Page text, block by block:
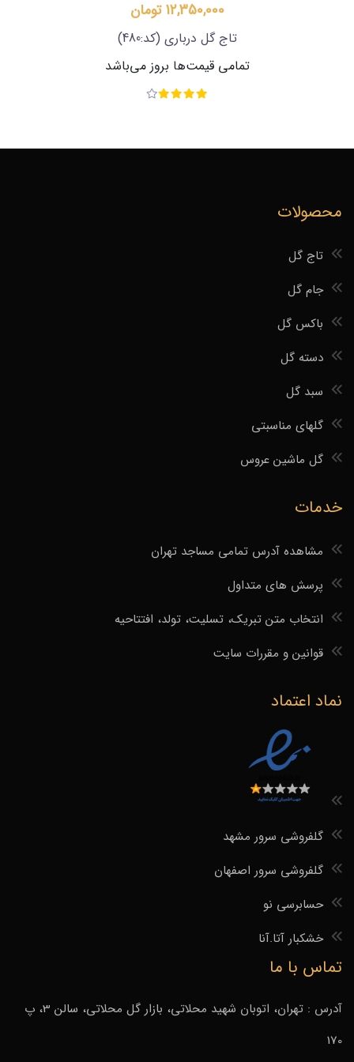
12,350,000 تومان
تاج گل درباری (کد:480)
تمامی قیمت‌ها بروز می‌باشد
محصولات
تاج گل
جام گل
باکس گل
دسته گل
سبد گل
گلهای مناسبتی
گل ماشین عروس
خدمات
مشاهده آدرس تمامی مساجد تهران
پرسش های متداول
انتخاب متن تبریک، تسلیت، تولد، افتتاحیه
قوانین و مقررات سایت
نماد اعتماد
گلفروشی سرور مشهد
گلفروشی سرور اصفهان
حسابرسی نو
خشکبار آتا.آنا
تماس با ما
آدرس : تهران، اتوبان شهید محلاتی، بازار گل محلاتی، سالن 3، پ
170